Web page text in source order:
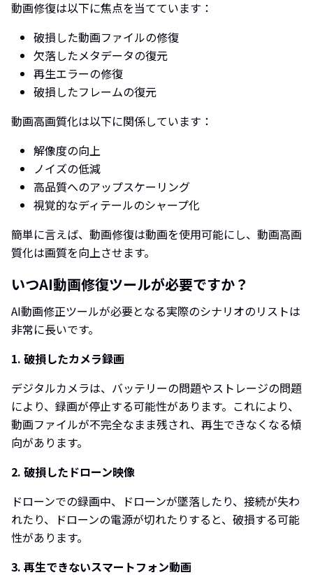
動画修復は以下に焦点を当てています：
破損した動画ファイルの修復
欠落したメタデータの復元
再生エラーの修復
破損したフレームの復元
動画高画質化は以下に関係しています：
解像度の向上
ノイズの低減
高品質へのアップスケーリング
視覚的なディテールのシャープ化
簡単に言えば、動画修復は動画を使用可能にし、動画高画
質化は画質を向上させます。
いつAI動画修復ツールが必要ですか？
AI動画修正ツールが必要となる実際のシナリオのリストは
非常に長いです。
1. 破損したカメラ録画
デジタルカメラは、バッテリーの問題やストレージの問題
により、録画が停止する可能性があります。これにより、
動画ファイルが不完全なまま残され、再生できなくなる傾
向があります。
2. 破損したドローン映像
ドローンでの録画中、ドローンが墜落したり、接続が失わ
れたり、ドローンの電源が切れたりすると、破損する可能
性があります。
3. 再生できないスマートフォン動画